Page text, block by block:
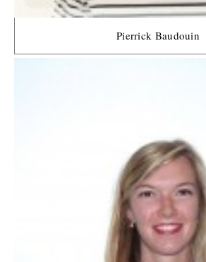
Pierrick Baudouin